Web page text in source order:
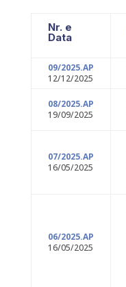
Nr. e
Data
09/2025.AP
12/12/2025
08/2025.AP
19/09/2025
07/2025.AP
16/05/2025
06/2025.AP
16/05/2025